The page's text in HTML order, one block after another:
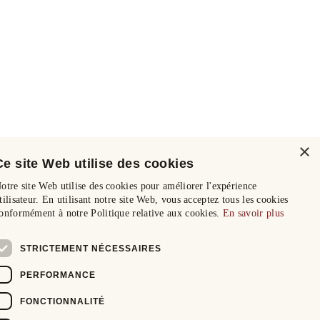
×
site Web utilise des cookies
site Web utilise des cookies pour améliorer l'expérience
En utilisant notre site Web, vous acceptez tous les cookies
à notre Politique relative aux cookies. En savoir plus
STRICTEMENT NÉCESSAIRES
PERFORMANCE
FONCTIONNALITÉ